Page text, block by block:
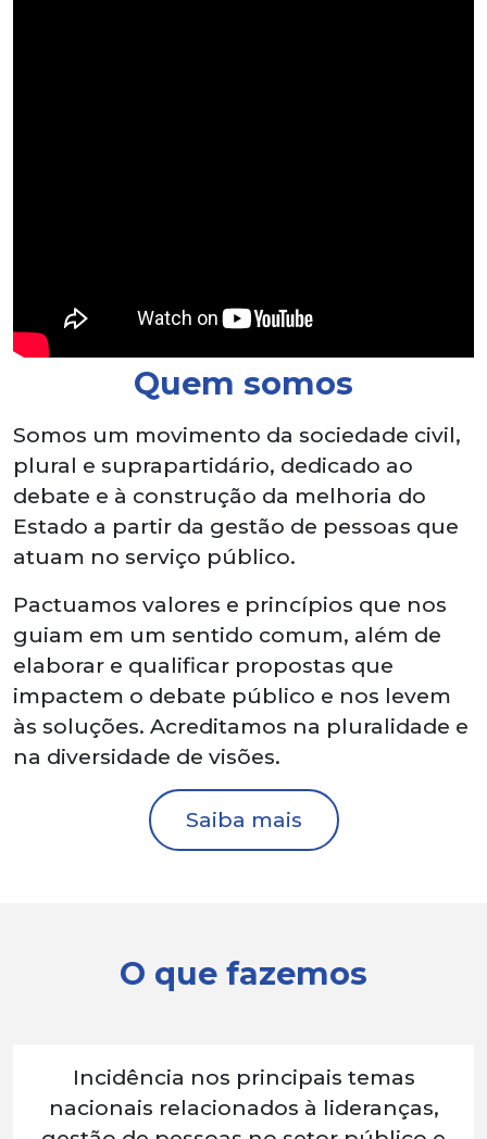
Quem somos
Somos um movimento da sociedade civil,
plural e suprapartidário, dedicado ao
debate e à construção da melhoria do
Estado a partir da gestão de pessoas que
atuam no serviço público.
Pactuamos valores e princípios que nos
guiam em um sentido comum, além de
elaborar e qualificar propostas que
impactem o debate público e nos levem
às soluções. Acreditamos na pluralidade e
na diversidade de visões.
Saiba mais
O que fazemos
Incidência nos principais temas
nacionais relacionados à lideranças,